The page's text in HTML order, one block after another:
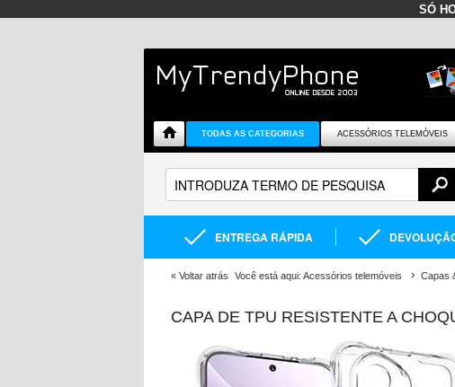
SÓ
TODAS AS CATEGORIAS ACESSÓRIOS TELEMÓVEIS
ENTREGA RÁPIDA
« Voltar atrás Você está aqui: Acessórios telemóveis Capas
CAPA DE TPU RESISTENTE A